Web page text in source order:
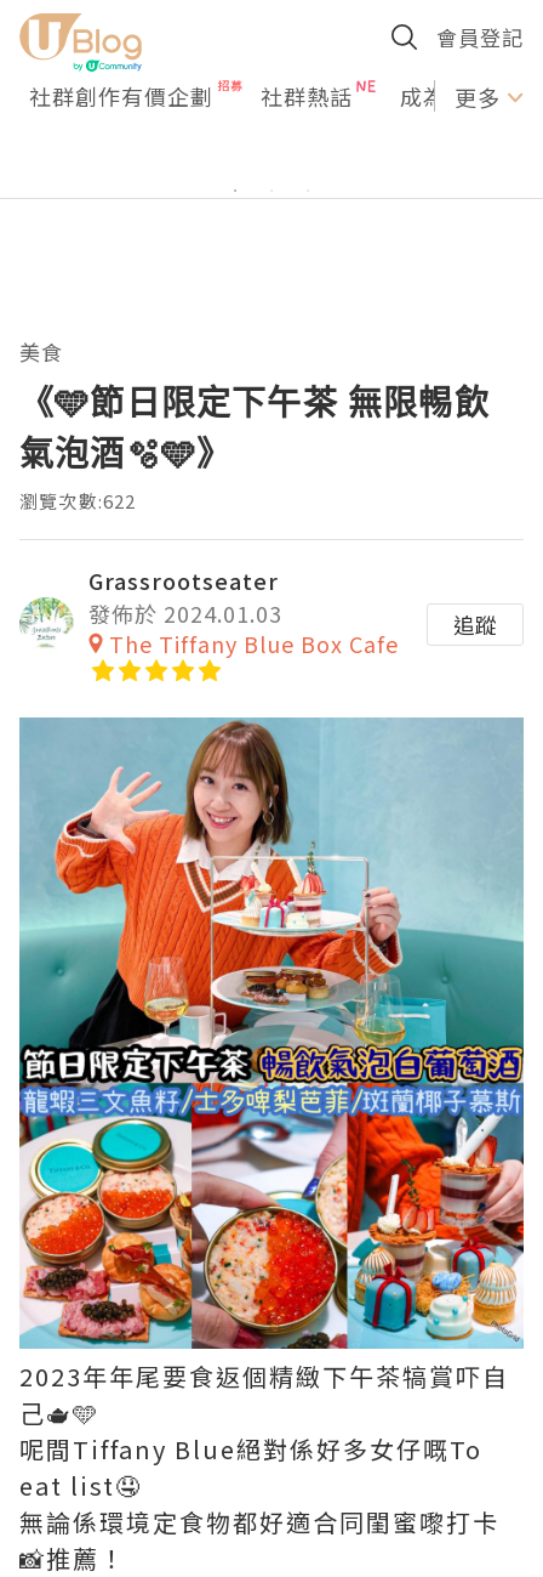
會員登記
社群創作有價企劃 社群熱話 成為U更多
美食
《🩵節日限定下午茶 無限𣈱飲
氣泡酒🫧🩵》
瀏覽次數:622
Grassrootseater
發佈於 2024.01.03
The Tiffany Blue Box Cafe
追蹤
2023年年尾要食返個精緻下午茶犒賞吓自
己🫖🩵
呢間Tiffany Blue絕對係好多女仔嘅To
eat list🤤
無論係環境定食物都好適合同閨蜜嚟打卡
📸推薦！